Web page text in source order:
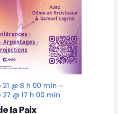
la Paix
@ 8 h 00 min –
@ 17 h 00 min